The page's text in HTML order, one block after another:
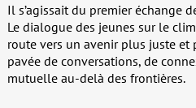
Il s’agissait du premier échange
Le dialogue des jeunes sur le
route vers un avenir plus juste
pavée de conversations, de
mutuelle au-delà des frontières.